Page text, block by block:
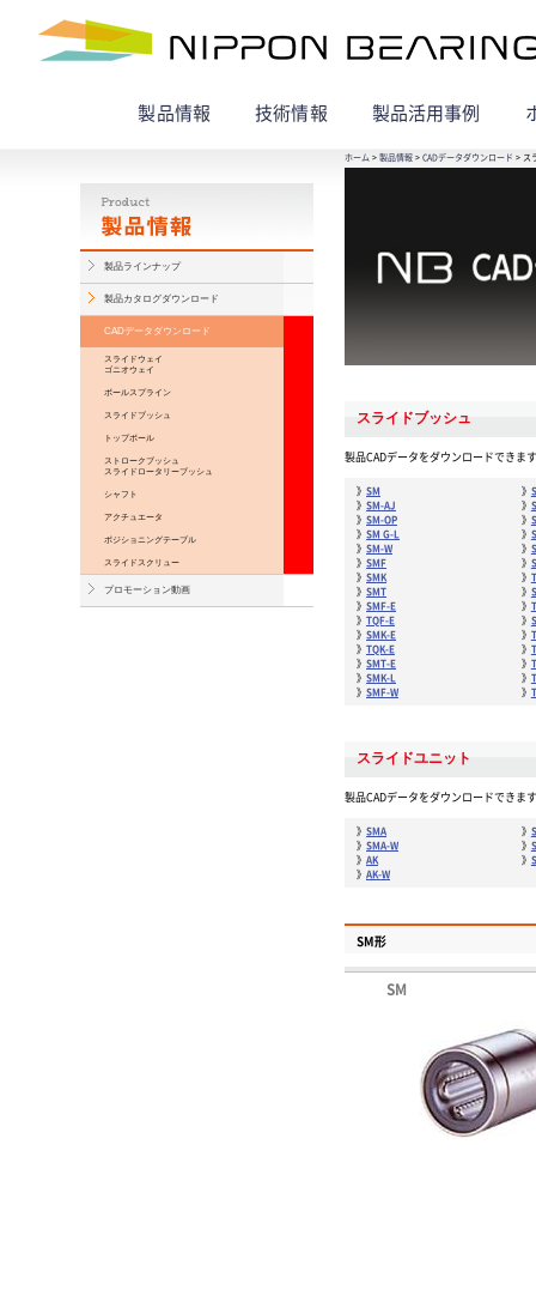
製品情報 技術情報 製品活用事例
製品ラインナップ
製品カタログダウンロード
CADデータダウンロード
スライドウェイ
ゴニオウェイ
ボールスプライン
スライドブッシュ
トップボール
ストロークブッシュ
スライドロータリーブッシュ
シャフト
アクチュエータ
ポジショニングテーブル
スライドスクリュー
プロモーション動画
ホーム > 製品情報 > CADデータダウンロード > ス
スライドブッシュ
製品CADデータをダウンロードできま
SM
SM-AJ
SM-OP
SM G-L
SM-W
SMF
SMK
SMT
SMF-E
TQF-E
SMK-E
TQK-E
SMT-E
SMK-L
SMF-W
スライドユニット
製品CADデータをダウンロードできま
SMA
SMA-W
AK
AK-W
SM形
SM